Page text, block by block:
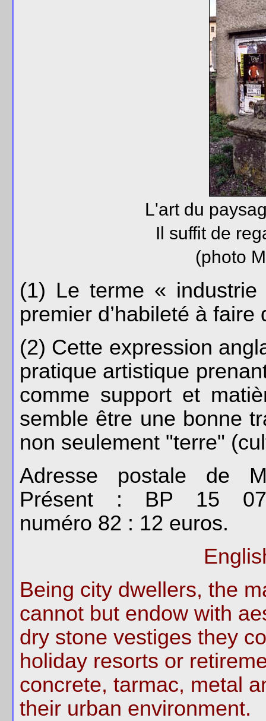
L'art du
Il suffit de
(photo
(1) Le terme «
premier d’habileté à faire
(2) Cette expression
pratique artistique
comme support et
semble être une bonne
non seulement "terre"
Adresse postale de
Présent : BP 15
numéro 82 : 12 euros.
Being city dwellers, the
cannot but endow with
dry stone vestiges they
holiday resorts or
concrete, tarmac, metal
their urban environment.